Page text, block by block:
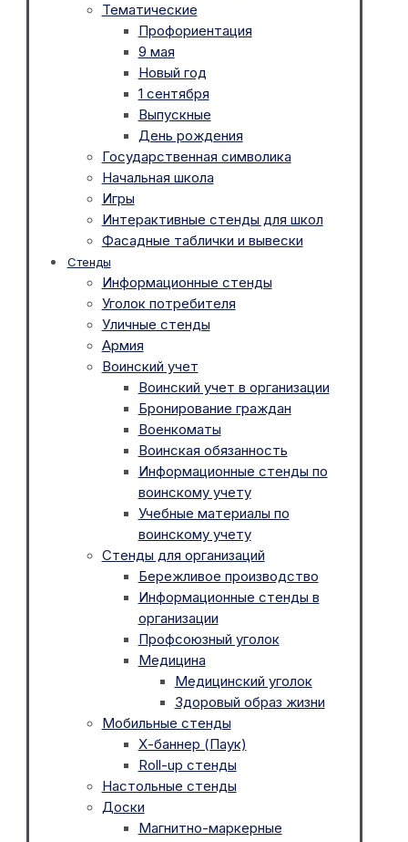
Тематические
Профориентация
9 мая
Новый год
1 сентября
Выпускные
День рождения
Государственная символика
Начальная школа
Игры
Интерактивные стенды для школ
Фасадные таблички и вывески
Стенды
Информационные стенды
Уголок потребителя
Уличные стенды
Армия
Воинский учет
Воинский учет в организации
Бронирование граждан
Военкоматы
Воинская обязанность
Информационные стенды по
воинскому учету
Учебные материалы по
воинскому учету
Стенды для организаций
Бережливое производство
Информационные стенды в
организации
Профсоюзный уголок
Медицина
Медицинский уголок
Здоровый образ жизни
Мобильные стенды
Х-баннер (Паук)
Roll-up стенды
Настольные стенды
Доски
Магнитно-маркерные